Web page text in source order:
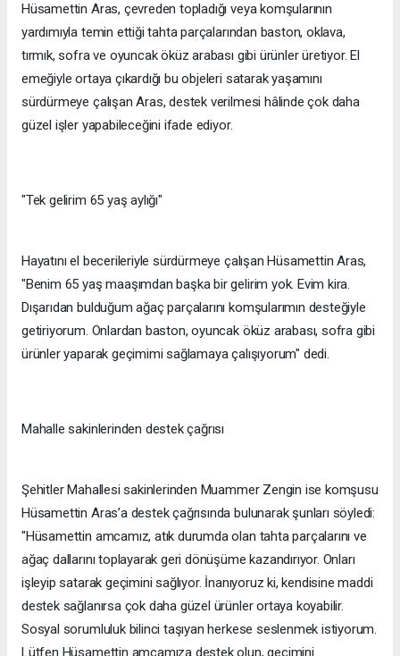
Hüsamettin Aras, çevreden topladığı veya komşularının
yardımıyla temin ettiği tahta parçalarından baston, oklava,
tırmık, sofra ve oyuncak öküz arabası gibi ürünler üretiyor. El
emeğiyle ortaya çıkardığı bu objeleri satarak yaşamını
sürdürmeye çalışan Aras, destek verilmesi hâlinde çok daha
güzel işler yapabileceğini ifade ediyor.
"Tek gelirim 65 yaş aylığı"
Hayatını el becerileriyle sürdürmeye çalışan Hüsamettin Aras,
"Benim 65 yaş maaşımdan başka bir gelirim yok. Evim kira.
Dışarıdan bulduğum ağaç parçalarını komşularımın desteğiyle
getiriyorum. Onlardan baston, oyuncak öküz arabası, sofra gibi
ürünler yaparak geçimimi sağlamaya çalışıyorum" dedi.
Mahalle sakinlerinden destek çağrısı
Şehitler Mahallesi sakinlerinden Muammer Zengin ise komşusu
Hüsamettin Aras’a destek çağrısında bulunarak şunları söyledi:
"Hüsamettin amcamız, atık durumda olan tahta parçalarını ve
ağaç dallarını toplayarak geri dönüşüme kazandırıyor. Onları
işleyip satarak geçimini sağlıyor. İnanıyoruz ki, kendisine maddi
destek sağlanırsa çok daha güzel ürünler ortaya koyabilir.
Sosyal sorumluluk bilinci taşıyan herkese seslenmek istiyorum.